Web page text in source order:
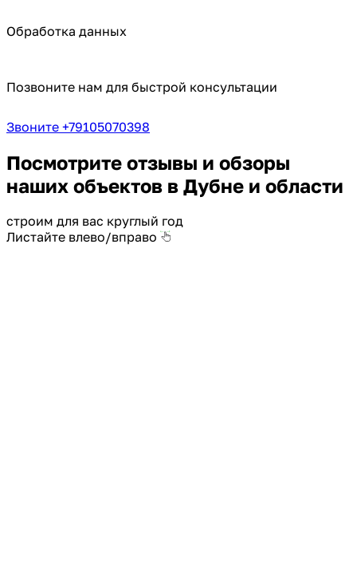
Обработка данных
Позвоните нам для быстрой консультации
Звоните +79105070398
Посмотрите отзывы и обзоры
наших объектов в Дубне и области
строим для вас круглый год
Листайте влево/вправо